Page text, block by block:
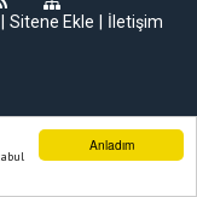
Anladım
Sitene Ekle İletişim